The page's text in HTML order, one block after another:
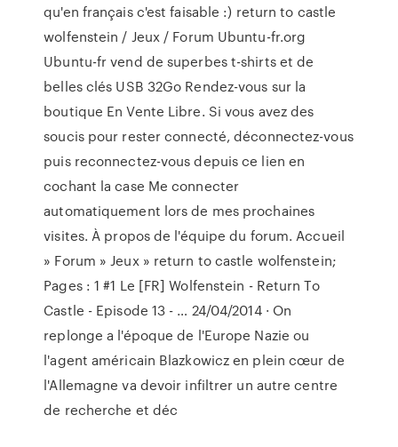
qu'en français c'est faisable :) return to castle
wolfenstein / Jeux / Forum Ubuntu-fr.org
Ubuntu-fr vend de superbes t-shirts et de
belles clés USB 32Go Rendez-vous sur la
boutique En Vente Libre. Si vous avez des
soucis pour rester connecté, déconnectez-vous
puis reconnectez-vous depuis ce lien en
cochant la case Me connecter
automatiquement lors de mes prochaines
visites. À propos de l'équipe du forum. Accueil
» Forum » Jeux » return to castle wolfenstein;
Pages : 1 #1 Le [FR] Wolfenstein - Return To
Castle - Episode 13 - … 24/04/2014 · On
replonge a l'époque de l'Europe Nazie ou
l'agent américain Blazkowicz en plein cœur de
l'Allemagne va devoir infiltrer un autre centre
de recherche et déc